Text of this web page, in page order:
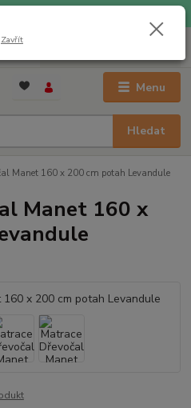
při nákupu nad 1000 Kč
Menu
Hledat
Manet 160 x 200 cm potah Levandule
Manet 160 x
Zavřít